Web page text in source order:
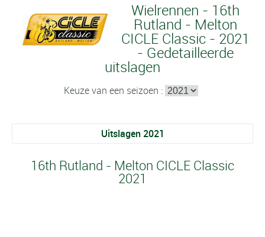
Wielrennen - 16th
Rutland - Melton
CICLE Classic - 2021
- Gedetailleerde
uitslagen
Keuze van een seizoen :
Uitslagen 2021
16th Rutland - Melton CICLE Classic
2021